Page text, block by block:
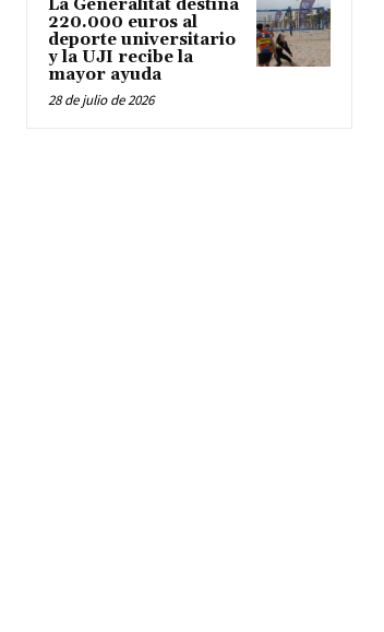
La Generalitat destina
220.000 euros al
deporte universitario
y la UJI recibe la
mayor ayuda
28 de julio de 2026